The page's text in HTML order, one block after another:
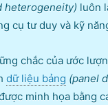
heterogeneity) luôn
cụ tư duy và kỹ
chắc của ước
dữ liệu bảng (panel
minh họa bằng